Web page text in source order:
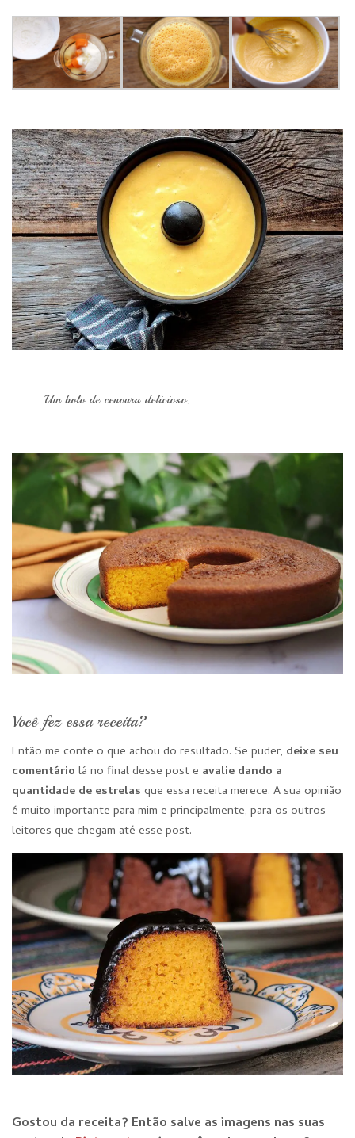
Um bolo de cenoura delicioso.
Você fez essa receita?
Então me conte o que achou do resultado. Se puder, deixe seu
comentário lá no final desse post e avalie dando a
quantidade de estrelas que essa receita merece. A sua opinião
é muito importante para mim e principalmente, para os outros
leitores que chegam até esse post.
Gostou da receita? Então salve as imagens nas suas